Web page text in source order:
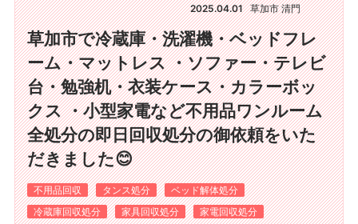
2025.04.01 草加市 清門
草加市で冷蔵庫・洗濯機・ベッドフレ
ーム・マットレス ・ソファー・テレビ
台・勉強机・衣装ケース・カラーボッ
クス ・小型家電など不用品ワンルーム
全処分の即日回収処分の御依頼をいた
だきました😊
不用品回収 タンス処分
ベッド解体処分
冷蔵庫回収処分
家具回収処分
家電回収処分